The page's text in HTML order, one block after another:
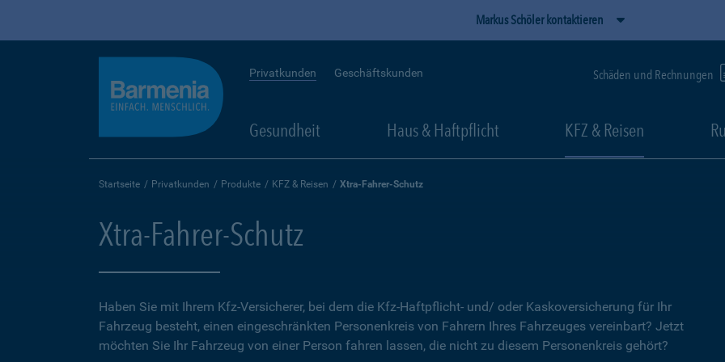
Markus Schöler kontaktieren
Privatkunden Geschäftskunden Schäden und Rechnungen
Gesundheit Haus & Haftpflicht KFZ & Reisen
Startseite Privatkunden Produkte KFZ & Reisen Xtra-Fahrer-Schutz
Xtra-Fahrer-Schutz
Haben Sie mit Ihrem Kfz-Versicherer, bei dem die Kfz-Haftpflicht- und/ oder Kaskoversicherung für Ihr
Fahrzeug besteht, einen eingeschränkten Personenkreis von Fahrern Ihres Fahrzeuges vereinbart? Jetzt
möchten Sie Ihr Fahrzeug von einer Person fahren lassen, die nicht zu diesem Personenkreis gehört?